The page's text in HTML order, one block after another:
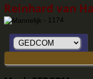
Reinhard van
- 1174